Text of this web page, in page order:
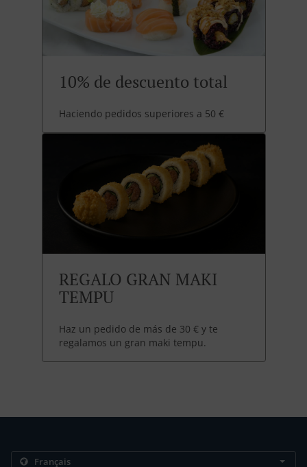
10% de descuento total
Haciendo pedidos superiores a 50 €
REGALO GRAN MAKI
TEMPU
Haz un pedido de más de 30 € y te
regalamos un gran maki tempu.